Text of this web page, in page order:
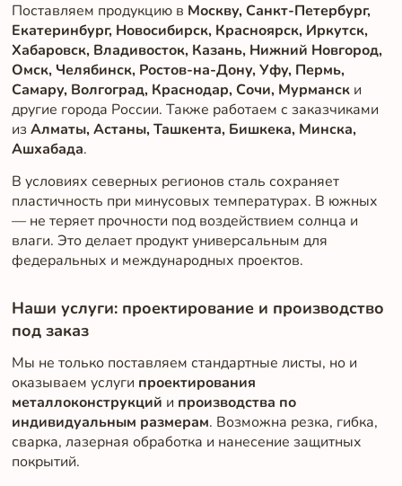
Поставляем продукцию в Москву, Санкт-Петербург,
Екатеринбург, Новосибирск, Красноярск, Иркутск,
Хабаровск, Владивосток, Казань, Нижний Новгород,
Омск, Челябинск, Ростов-на-Дону, Уфу, Пермь,
Самару, Волгоград, Краснодар, Сочи, Мурмански
другие города России. Также работаем с заказчиками
изАлматы, Астаны, Ташкента, Бишкека, Минска,
Ашхабада.
В условиях северных регионов сталь сохраняет
пластичность при минусовых температурах. В южных
— не теряет прочности под воздействием солнца и
влаги. Это делает продукт универсальным для
федеральных и международных проектов.
Наши услуги: проектирование и производство
под заказ
Мы не только поставляем стандартные листы, но и
оказываем услуги проектирования
металлоконструкций и производства по
индивидуальным размерам. Возможна резка, гибка,
сварка, лазерная обработка и нанесение защитных
покрытий.